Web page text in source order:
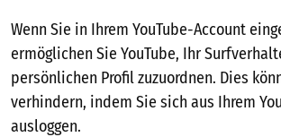
Wenn Sie in Ihrem YouTube-Account
ermöglichen Sie YouTube, Ihr
persönlichen Profil zuzuordnen. Dies
verhindern, indem Sie sich aus Ihrem
ausloggen.